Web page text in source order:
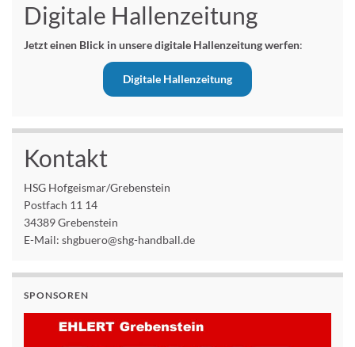
Digitale Hallenzeitung
Jetzt einen Blick in unsere digitale Hallenzeitung werfen:
Digitale Hallenzeitung
Kontakt
HSG Hofgeismar/Grebenstein
Postfach 11 14
34389 Grebenstein
E-Mail: shgbuero@shg-handball.de
SPONSOREN